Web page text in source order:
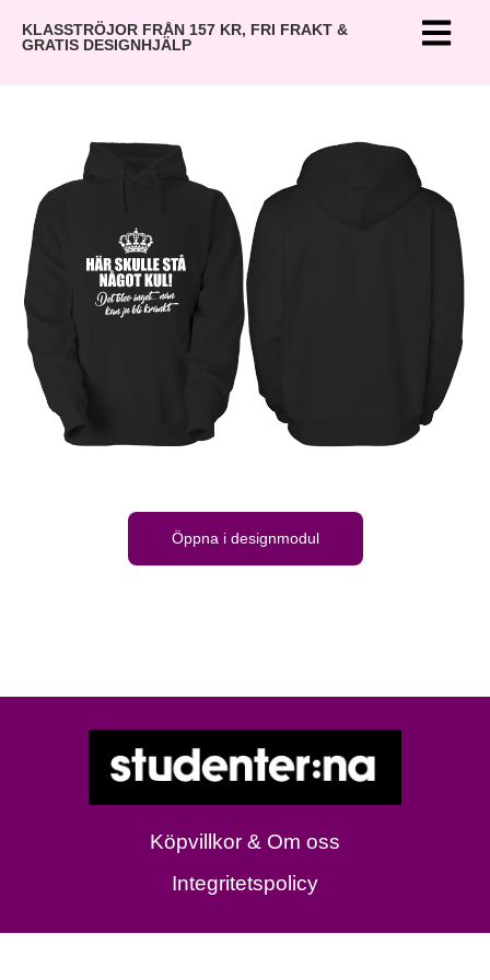
KLASSTRÖJOR FRÅN 157 KR, FRI FRAKT &
GRATIS DESIGNHJÄLP
Öppna i designmodul
Köpvillkor & Om oss
Integritetspolicy